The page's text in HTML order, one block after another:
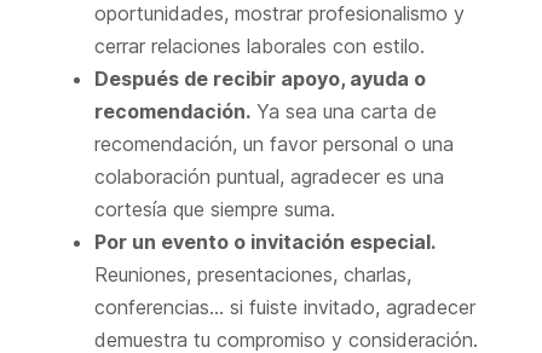
oportunidades, mostrar profesionalismo y
cerrar relaciones laborales con estilo.
Después de recibir apoyo, ayuda o
recomendación. Ya sea una carta de
recomendación, un favor personal o una
colaboración puntual, agradecer es una
cortesía que siempre suma.
Por un evento o invitación especial.
Reuniones, presentaciones, charlas,
conferencias… si fuiste invitado, agradecer
demuestra tu compromiso y consideración.